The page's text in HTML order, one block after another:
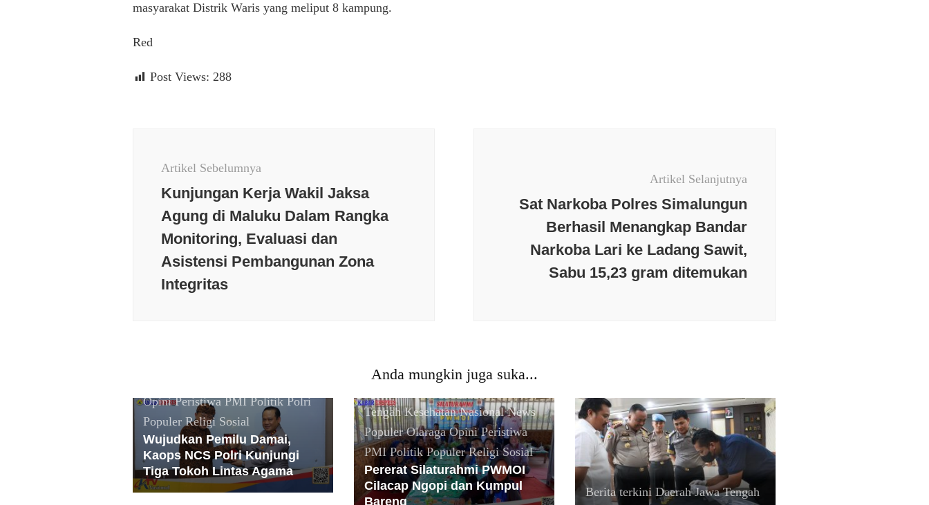
masyarakat Distrik Waris yang meliput 8 kampung.
Red
Post Views: 288
Artikel Sebelumnya
Kunjungan Kerja Wakil Jaksa
Agung di Maluku Dalam Rangka
Monitoring, Evaluasi dan
Asistensi Pembangunan Zona
Integritas
Artikel Selanjutnya
Sat Narkoba Polres Simalungun
Berhasil Menangkap Bandar
Narkoba Lari ke Ladang Sawit,
Sabu 15,23 gram ditemukan
Anda mungkin juga suka...
Opini Peristiwa PMI Politik Polri
Populer Religi Sosial
Wujudkan Pemilu Damai,
Kaops NCS Polri Kunjungi
Tiga Tokoh Lintas Agama
Tengah Kesehatan Nasional News
Populer Olaraga Opini Peristiwa
PMI Politik Populer Religi Sosial
Pererat Silaturahmi PWMOI
Cilacap Ngopi dan Kumpul
Bareng
Berita terkini Daerah Jawa Tengah